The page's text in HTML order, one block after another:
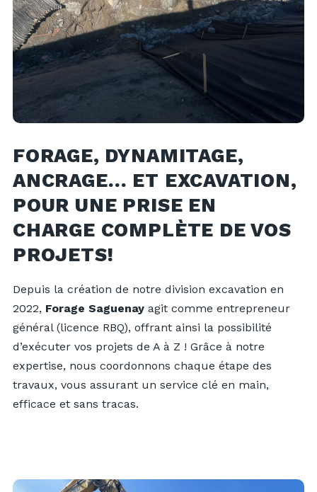
FORAGE, DYNAMITAGE,
ANCRAGE… ET EXCAVATION,
POUR UNE PRISE EN
CHARGE COMPLÈTE DE VOS
PROJETS!
Depuis la création de notre division excavation en
2022, Forage Saguenay agit comme entrepreneur
général (licence RBQ), offrant ainsi la possibilité
d’exécuter vos projets de A à Z ! Grâce à notre
expertise, nous coordonnons chaque étape des
travaux, vous assurant un service clé en main,
efficace et sans tracas.